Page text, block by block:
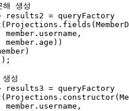
생성
results2 = queryFactory
( Projections . fields (
member . username ,
member . age ))
)
;
성
results3 = queryFactory
( Projections . constructor(
member . username ,